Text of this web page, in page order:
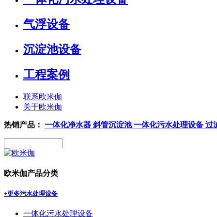
气浮设备
沉淀池设备
工程案例
联系欧米伽
关于欧米伽
热销产品： 一体化净水器 斜管沉淀池一体化污水处理设备 过
欧米伽产品分类
+更多污水处理设备
一体化污水处理设备